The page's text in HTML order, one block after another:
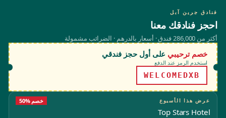
فنادق جرين آبل
احجز فنادقك معنا
أكثر من 286,000 فندق · أسعار بالدرهم · الضرائب مشمولة
خصم ترحيبي على أول حجز فندقي
استخدم الرمز عند الدفع
WELCOMEDXB
عرض هذا الأسبوع 50% خصم
Top Stars Hotel